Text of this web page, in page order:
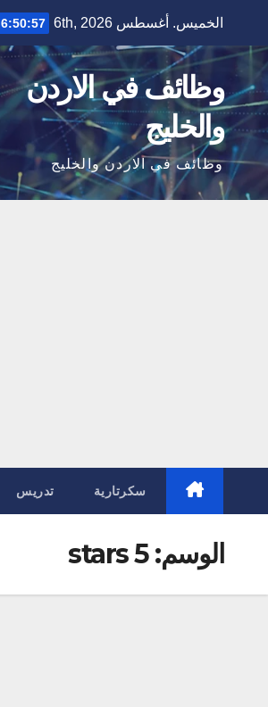
content
الخميس. أغسطس 6th, 2026 6:50:58 AM
وظائف في الاردن
والخليج
وظائف في الاردن والخليج
سكرتارية تدريس
الوسم:5 stars